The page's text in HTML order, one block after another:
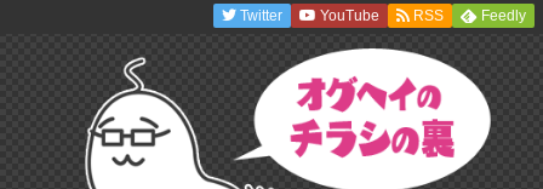
Twitter YouTube RSS Feedly